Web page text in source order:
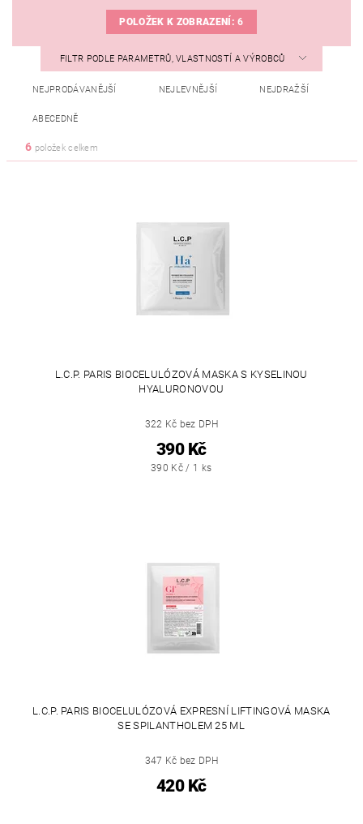
POLOŽEK K ZOBRAZENÍ:6
FILTR PODLE PARAMETRŮ, VLASTNOSTÍ A VÝROBCŮ
NEJPRODÁVANĚJŠÍ NEJLEVNĚJŠÍ NEJDRAŽŠÍ
ABECEDNĚ
6 položek celkem
L.C.P. PARIS BIOCELULÓZOVÁ MASKA S KYSELINOU
HYALURONOVOU
322 Kč bez DPH
390 Kč
390 Kč / 1 ks
L.C.P. PARIS BIOCELULÓZOVÁ EXPRESNÍ LIFTINGOVÁ MASKA
SE SPILANTHOLEM 25 ML
347 Kč bez DPH
420 Kč